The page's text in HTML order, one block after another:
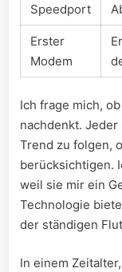
Speedport
Erster
Modem
Ich frage mich,
nachdenkt.
Trend zu folgen,
berücksichtigen.
weil ⁢sie mir ein‍
Technologie
der⁣ ständigen
In einem